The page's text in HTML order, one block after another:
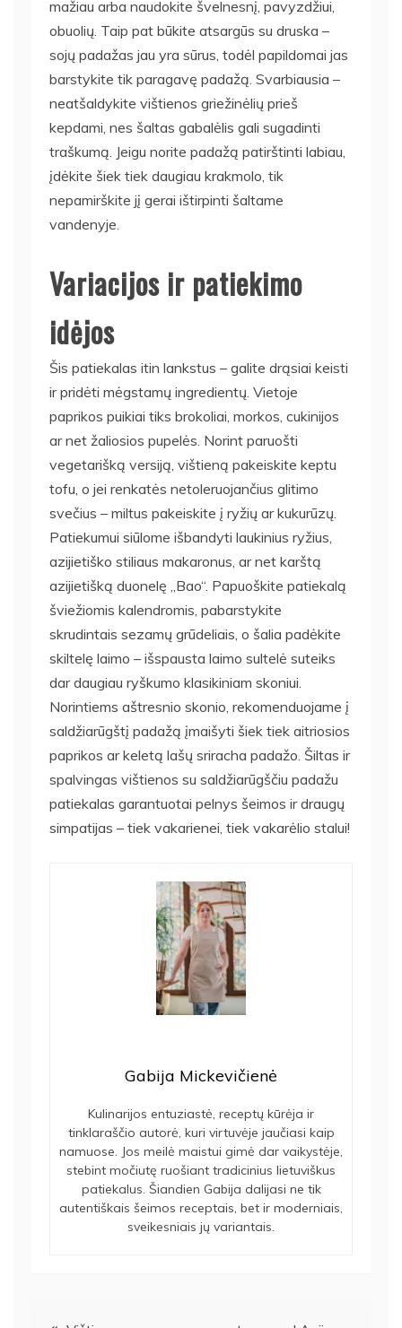
mažiau arba naudokite švelnesnį, pavyzdžiui,
obuolių. Taip pat būkite atsargūs su druska –
sojų padažas jau yra sūrus, todėl papildomai jas
barstykite tik paragavę padažą. Svarbiausia –
neatšaldykite vištienos griežinėlių prieš
kepdami, nes šaltas gabalėlis gali sugadinti
traškumą. Jeigu norite padažą patirštinti labiau,
įdėkite šiek tiek daugiau krakmolo, tik
nepamirškite jį gerai ištirpinti šaltame
vandenyje.
Variacijos ir patiekimo
idėjos
Šis patiekalas itin lankstus – galite drąsiai keisti
ir pridėti mėgstamų ingredientų. Vietoje
paprikos puikiai tiks brokoliai, morkos, cukinijos
ar net žaliosios pupelės. Norint paruošti
vegetarišką versiją, vištieną pakeiskite keptu
tofu, o jei renkatės netoleruojančius glitimo
svečius – miltus pakeiskite į ryžių ar kukurūzų.
Patiekumui siūlome išbandyti laukinius ryžius,
azijietiško stiliaus makaronus, ar net karštą
azijietišką duonelę „Bao“. Papuoškite patiekalą
šviežiomis kalendromis, pabarstykite
skrudintais sezamų grūdeliais, o šalia padėkite
skiltelę laimo – išspausta laimo sultelė suteiks
dar daugiau ryškumo klasikiniam skoniui.
Norintiems aštresnio skonio, rekomenduojame į
saldžiarūgštį padažą įmaišyti šiek tiek aitriosios
paprikos ar keletą lašų sriracha padažo. Šiltas ir
spalvingas vištienos su saldžiarūgščiu padažu
patiekalas garantuotai pelnys šeimos ir draugų
simpatijas – tiek vakarienei, tiek vakarėlio stalui!
Gabija Mickevičienė
Kulinarijos entuziastė, receptų kūrėja ir
tinklaraščio autorė, kuri virtuvėje jaučiasi kaip
namuose. Jos meilė maistui gimė dar vaikystėje,
stebint močiutę ruošiant tradicinius lietuviškus
patiekalus. Šiandien Gabija dalijasi ne tik
autentiškais šeimos receptais, bet ir moderniais,
sveikesniais jų variantais.